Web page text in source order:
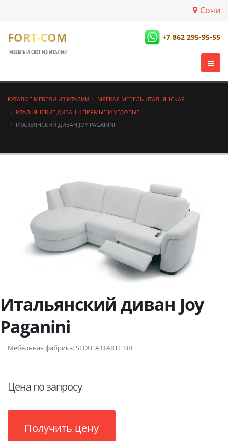
Сочи
FORT-COM
МЕБЕЛЬ И СВЕТ ИЗ ИТАЛИИ
+7 862 295-95-55
КАТАЛОГ МЕБЕЛИ ИЗ ИТАЛИИ
МЯГКАЯ МЕБЕЛЬ ИТАЛЬЯНСКАЯ
ИТАЛЬЯНСКИЕ ДИВАНЫ ПРЯМЫЕ И УГЛОВЫЕ
ИТАЛЬЯНСКИЙ ДИВАН JOY PAGANINI
Итальянский диван Joy
Paganini
Мебельная фабрика:SEDUTA D'ARTE SRL
Цена по запросу
Получить цену